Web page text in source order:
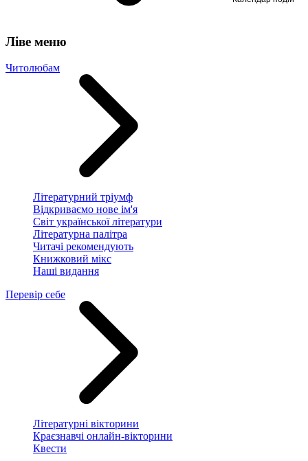
Ліве меню
Читолюбам
Літературний тріумф
Відкриваємо нове ім'я
Світ української літератури
Літературна палітра
Читачі рекомендують
Книжковий мікс
Наші видання
Перевір себе
Літературні вікторини
Краєзнавчі онлайн-вікторини
Квести